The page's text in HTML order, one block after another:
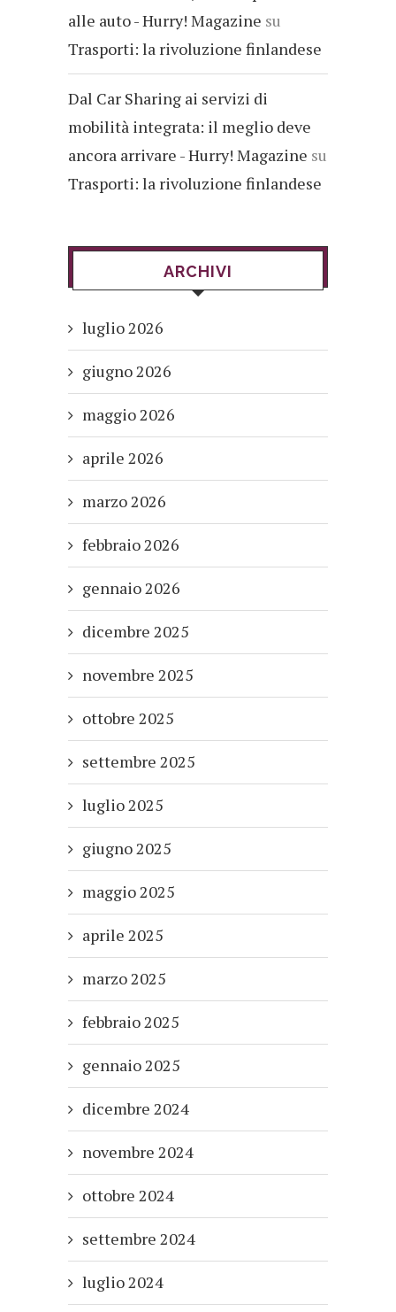
alle auto - Hurry! Magazine su
Trasporti: la rivoluzione finlandese
Dal Car Sharing ai servizi di
mobilità integrata: il meglio deve
ancora arrivare - Hurry! Magazine su
Trasporti: la rivoluzione finlandese
ARCHIVI
luglio 2026
giugno 2026
maggio 2026
aprile 2026
marzo 2026
febbraio 2026
gennaio 2026
dicembre 2025
novembre 2025
ottobre 2025
settembre 2025
luglio 2025
giugno 2025
maggio 2025
aprile 2025
marzo 2025
febbraio 2025
gennaio 2025
dicembre 2024
novembre 2024
ottobre 2024
settembre 2024
luglio 2024